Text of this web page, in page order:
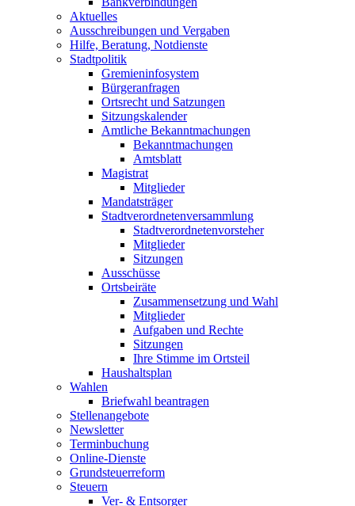
Aktuelles
Ausschreibungen und Vergaben
Hilfe, Beratung, Notdienste
Stadtpolitik
Gremieninfosystem
Bürgeranfragen
Ortsrecht und Satzungen
Sitzungskalender
Amtliche Bekanntmachungen
Bekanntmachungen
Amtsblatt
Magistrat
Mitglieder
Mandatsträger
Stadtverordnetenversammlung
Stadtverordnetenvorsteher
Mitglieder
Sitzungen
Ausschüsse
Ortsbeiräte
Zusammensetzung und Wahl
Mitglieder
Aufgaben und Rechte
Sitzungen
Ihre Stimme im Ortsteil
Haushaltsplan
Wahlen
Briefwahl beantragen
Stellenangebote
Newsletter
Terminbuchung
Online-Dienste
Grundsteuerreform
Steuern
Ver- & Entsorger